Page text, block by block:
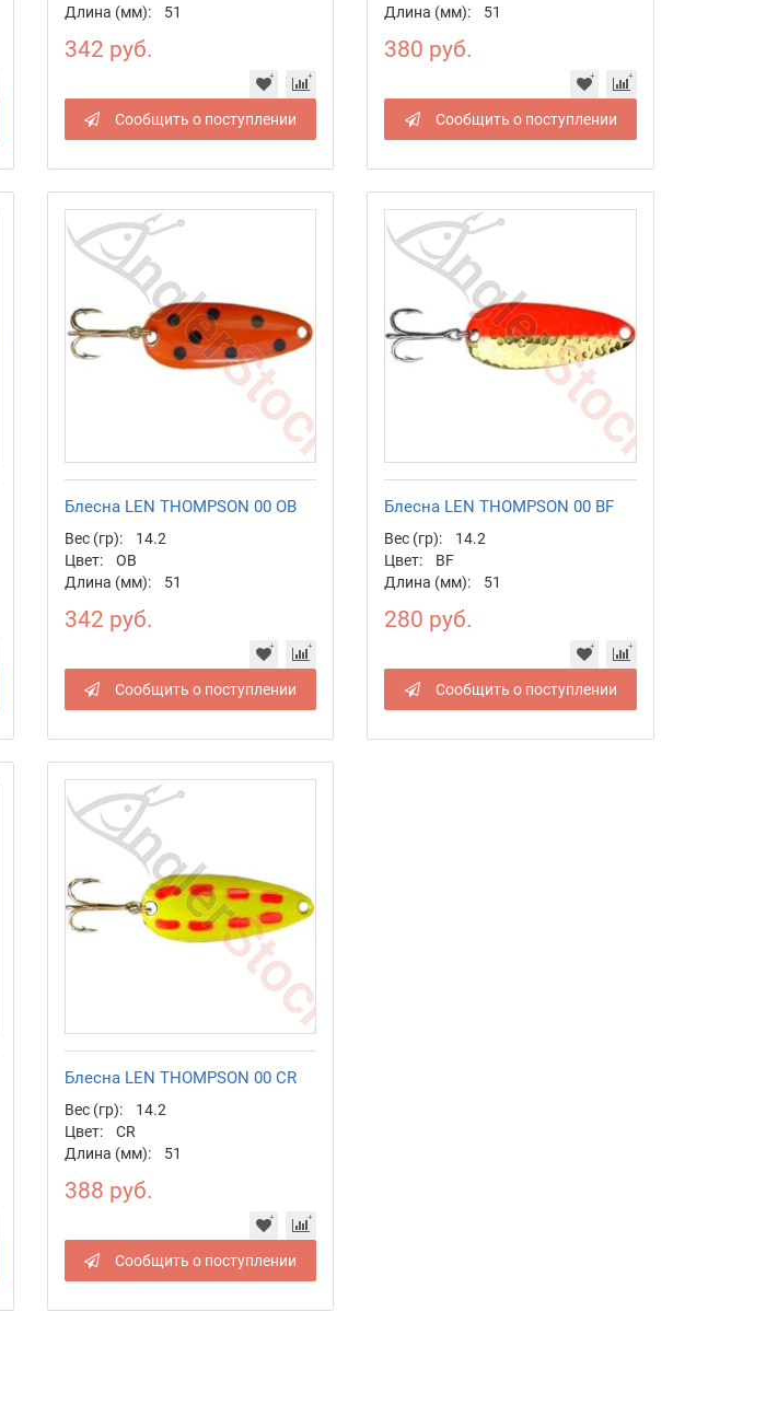
Длина (мм):
51
342 руб.
Сообщить о поступлении
Длина (мм):
51
380 руб.
Сообщить о поступлении
Блесна LEN THOMPSON 00 OB
Вес (гр):
14.2
Цвет:
OB
Длина (мм):
51
342 руб.
Сообщить о поступлении
Блесна LEN THOMPSON 00 BF
Вес (гр):
14.2
Цвет:
BF
Длина (мм):
51
280 руб.
Сообщить о поступлении
Блесна LEN THOMPSON 00 CR
Вес (гр):
14.2
Цвет:
CR
Длина (мм):
51
388 руб.
Сообщить о поступлении